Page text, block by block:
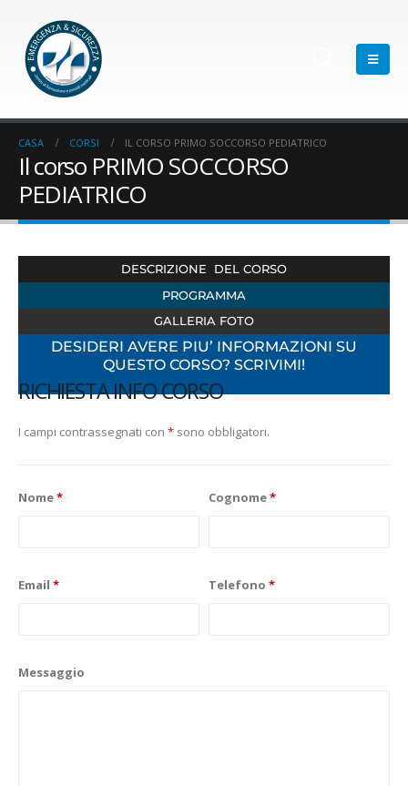
CASA CORSI IL CORSO PRIMO SOCCORSO PEDIATRICO
Il corso PRIMO SOCCORSO
PEDIATRICO
DESCRIZIONE DEL CORSO
PROGRAMMA
GALLERIA FOTO
DESIDERI AVERE PIU’ INFORMAZIONI SU
QUESTO CORSO? SCRIVIMI!
RICHIESTA INFO CORSO
I campi contrassegnati con * sono obbligatori.
Nome* Cognome*
Email * Telefono*
Messaggio